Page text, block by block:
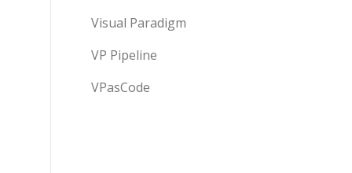
Visual Paradigm
VP Pipeline
VPasCode